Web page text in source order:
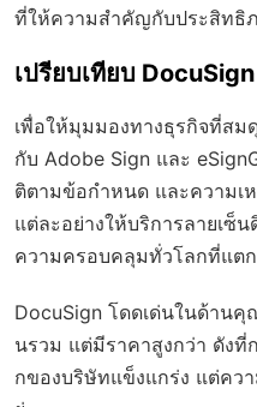
ที่ให้ความสำคัญกับประสิทธิ
เปรียบเทียบ
เพื่อให้มุมมองทางธุรกิจที่สม
กับ Adobe Sign และ
ติตามข้อกำหนด และความเ
แต่ละอย่างให้บริการลายเซ็
ความครอบคลุมทั่วโลกที่แต
DocuSign โดดเด่นในด้าน
นรวม แต่มีราคาสูงกว่า ดังที่
กของบริษัทแข็งแกร่ง แต่คว